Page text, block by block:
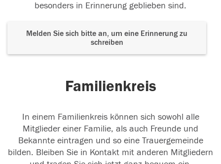
besonders in Erinnerung geblieben sind.
Melden Sie sich bitte an, um eine Erinnerung zu
schreiben
Familienkreis
In einem Familienkreis können sich sowohl alle
Mitglieder einer Familie, als auch Freunde und
Bekannte eintragen und so eine Trauergemeinde
bilden. Bleiben Sie in Kontakt mit anderen Mitgliedern